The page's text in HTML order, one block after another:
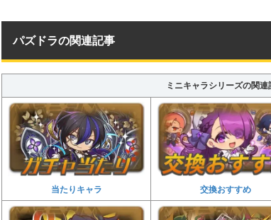
パズドラの関連記事
ミニキャラシリーズの関連
当たりキャラ 交換おすすめ